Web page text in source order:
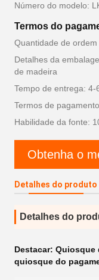
Número do modelo:
Termos do
Quantidade de
Detalhes da
de madeira
Tempo de entrega:
Termos de
Habilidade da fonte:
Obtenha o
Detalhes do produto
Detalhes do
Destacar: Quiosque
quiosque do